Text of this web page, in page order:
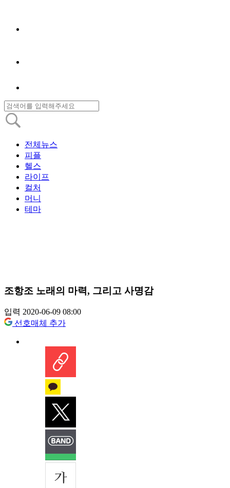
전체뉴스
피플
헬스
라이프
컬처
머니
테마
조항조 노래의 마력, 그리고 사명감
입력 2020-06-09 08:00
선호매체 추가